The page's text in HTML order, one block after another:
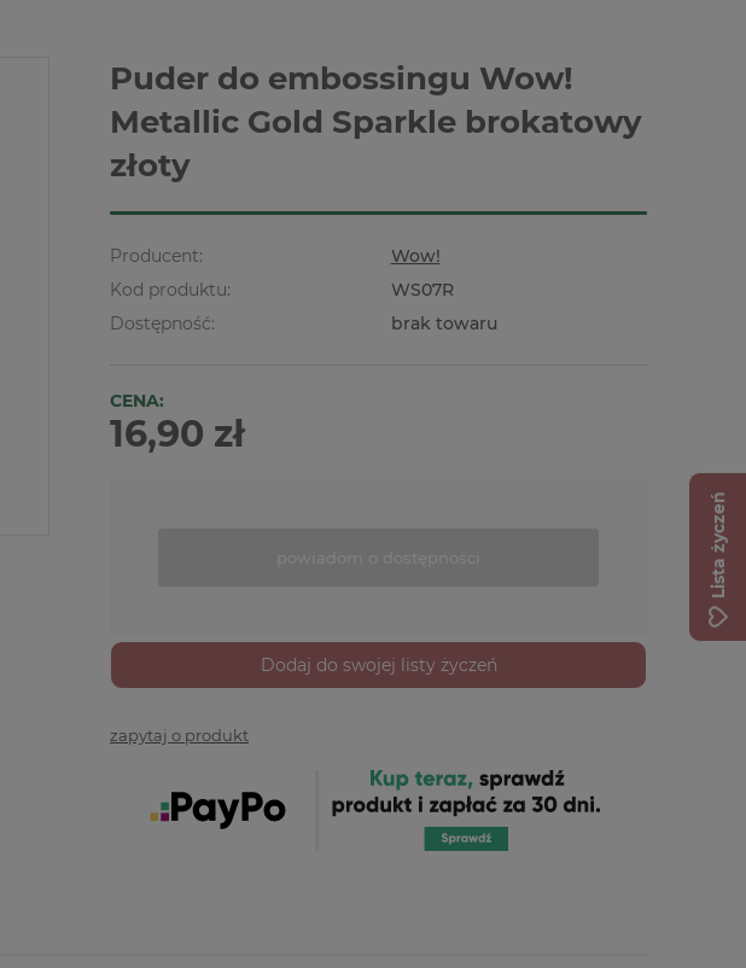
Puder do embossingu Wow!
Metallic Gold Sparkle brokatowy
złoty
Producent:
Wow!
Kod produktu:
WS07R
Dostępność:
brak towaru
CENA:
16,90 zł
Dodaj do swojej listy życzeń
zapytaj o produkt
Lista życzeń